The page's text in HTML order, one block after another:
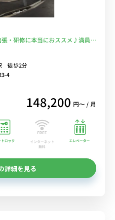
・研修に本当におススメ♪満員電
徒歩2分
4
148,200 円〜 / 月
トロック
インターネット
無料
エレベーター
詳細を見る